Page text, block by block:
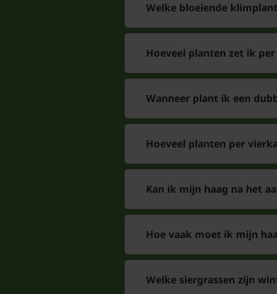
Welke bloeiende
Hoeveel planten zet ik
Wanneer plant ik een
Hoeveel planten per
Kan ik mijn haag na het
Hoe vaak moet ik mijn
Welke siergrassen zijn